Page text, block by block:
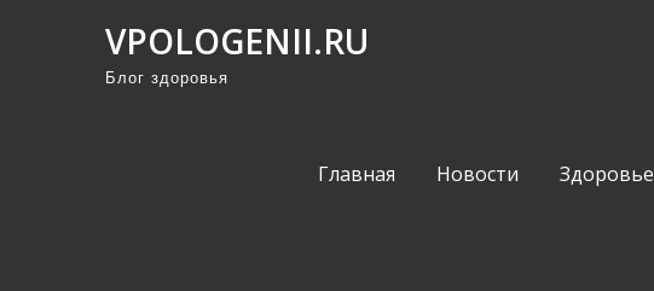
VPOLOGENII.RU
Блог здоровья
Главная Новости Здоровье